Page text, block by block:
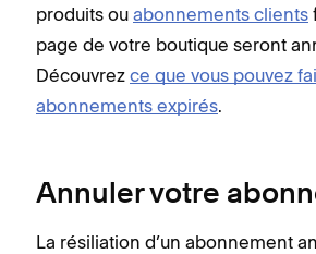
produits ou abonnements clients
page de votre boutique seront
Découvrez ce que vous pouvez
abonnements expirés.
Annuler votre
La résiliation d’un abonnement